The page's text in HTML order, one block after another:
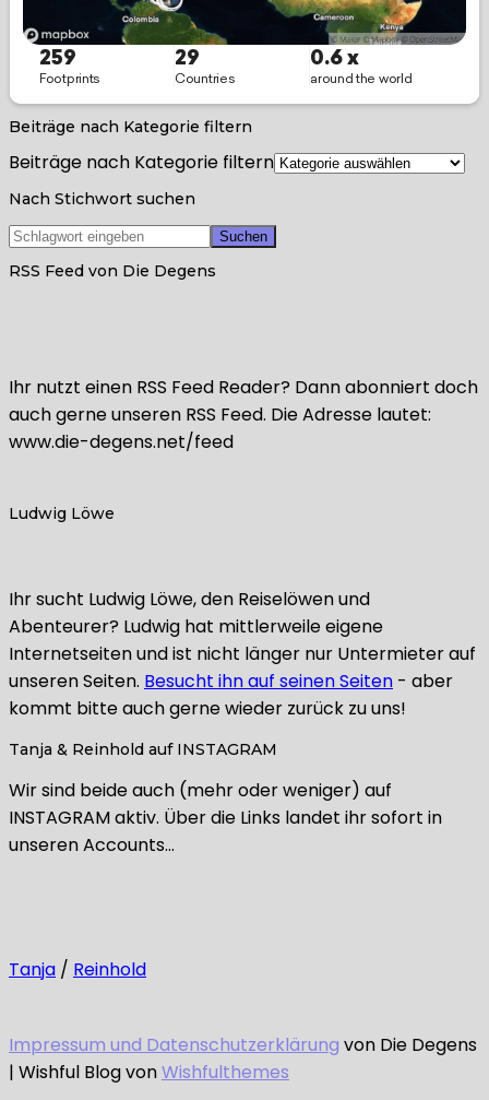
Beiträge nach Kategorie filtern
Beiträge nach Kategorie filtern
Nach Stichwort suchen
RSS Feed von Die Degens
Ihr nutzt einen RSS Feed Reader? Dann abonniert doch
auch gerne unseren RSS Feed. Die Adresse lautet:
www.die-degens.net/feed
Ludwig Löwe
Ihr sucht Ludwig Löwe, den Reiselöwen und
Abenteurer? Ludwig hat mittlerweile eigene
Internetseiten und ist nicht länger nur Untermieter auf
unseren Seiten. Besucht ihn auf seinen Seiten - aber
kommt bitte auch gerne wieder zurück zu uns!
Tanja & Reinhold auf INSTAGRAM
Wir sind beide auch (mehr oder weniger) auf
INSTAGRAM aktiv. Über die Links landet ihr sofort in
unseren Accounts…
Tanja / Reinhold
Impressum und Datenschutzerklärung von Die Degens
| Wishful Blog vonWishfulthemes